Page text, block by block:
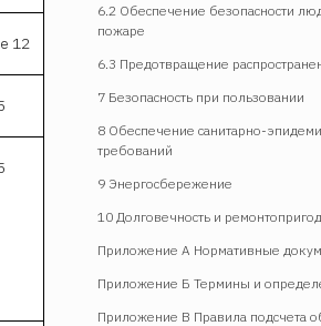
12
6.2 Обеспечение безопасности
пожаре
6.3 Предотвращение
7 Безопасность при пользовании
8 Обеспечение санитарно-
требований
9 Энергосбережение
10 Долговечность и
Приложение А Нормативные
Приложение Б Термины и
Приложение В Правила подсчета